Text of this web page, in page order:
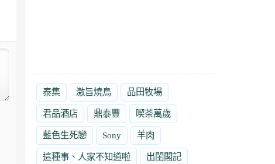
泰集 激旨燒鳥 品田牧場
君品酒店 鼎泰豐 喫茶萬歲
藍色生死戀 Sony 羊肉
這種事、人家不知道啦 出閨閣記